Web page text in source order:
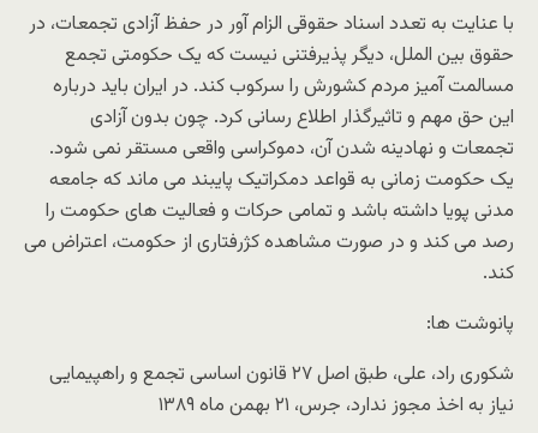
با عنایت به تعدد اسناد حقوقی الزام آور در حفظ آزادی تجمعات، در
حقوق بین الملل، دیگر پذیرفتنی نیست که یک حکومتی تجمع
مسالمت آمیز مردم کشورش را سرکوب کند. در ایران باید درباره
این حق مهم و تاثیرگذار اطلاع رسانی کرد. چون بدون آزادی
تجمعات و نهادینه شدن آن، دموکراسی واقعی مستقر نمی شود.
یک حکومت زمانی به قواعد دمکراتیک پایبند می ماند که جامعه
مدنی پویا داشته باشد و تمامی حرکات و فعالیت های حکومت را
رصد می کند و در صورت مشاهده کژرفتاری از حکومت، اعتراض می
کند.
پانوشت ها:
شکوری راد، علی، طبق اصل ۲۷ قانون اساسی تجمع و راهپیمایی
نیاز به اخذ مجوز ندارد، جرس، ۲۱ بهمن ماه ۱۳۸۹